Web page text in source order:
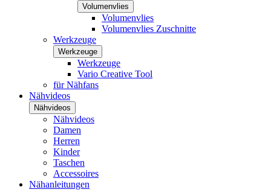
Volumenvlies
Volumenvlies
Volumenvlies Zuschnitte
Werkzeuge
Werkzeuge
Werkzeuge
Vario Creative Tool
für Nähfans
Nähvideos
Nähvideos
Nähvideos
Damen
Herren
Kinder
Taschen
Accessoires
Nähanleitungen